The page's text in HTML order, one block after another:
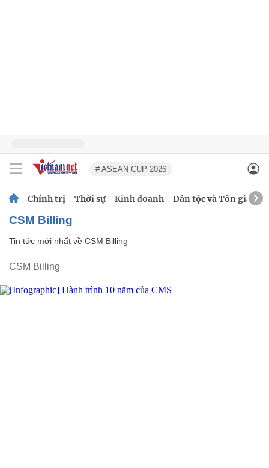
# ASEAN CUP 2026
Chính trị Thời sự Kinh doanh Dân tộc và Tôn giáo
CSM Billing
Tin tức mới nhất về CSM Billing
CSM Billing